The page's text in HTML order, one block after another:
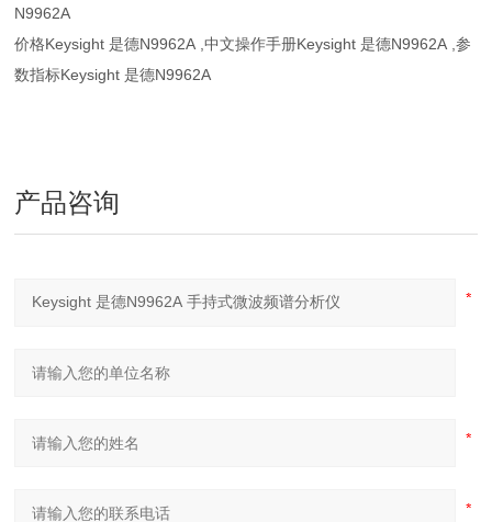
N9962A
价格Keysight 是德N9962A ,中文操作手册Keysight 是德N9962A ,参
数指标Keysight 是德N9962A
产品咨询